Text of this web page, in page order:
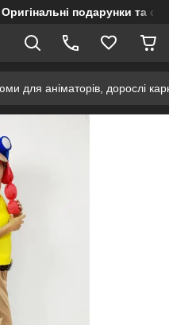
подарунки та
для аніматорів, дорослі